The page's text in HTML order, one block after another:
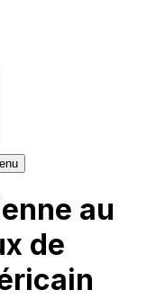
au
de